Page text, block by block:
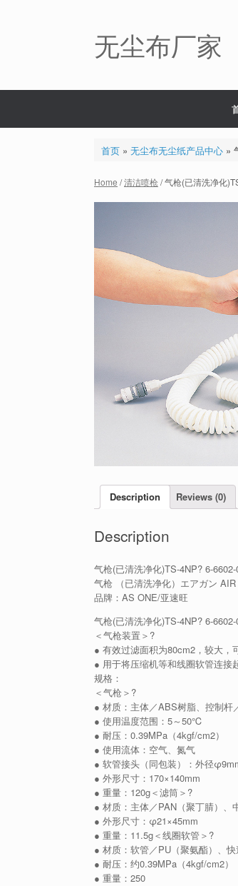
无尘布厂家
首页» 无尘布无尘纸产品中心»
Home /清洁喷枪/ 气枪(已清洗净化
Description Reviews (0)
Description
气枪(已清洗净化)TS-4NP? 6-6602-
气枪 （已清洗净化）エアガン
品牌：AS ONE/亚速旺
气枪(已清洗净化)TS-4NP? 6-6602-
＜气枪装置＞?
● 有效过滤面积为80cm2，较大，
● 用于将压缩机等和线圈软管连接
规格：
＜气枪＞?
● 材质：主体／ABS树脂、控制杆
● 使用温度范围：5～50℃
● 耐压：0.39MPa（4kgf/cm2）
● 使用流体：空气、氮气
● 软管接头（同包装）：外径
● 外形尺寸：170×140mm
● 重量：120g＜滤筒＞?
● 材质：主体／PAN（聚丁腈）、
● 外形尺寸：φ21×45mm
● 重量：11.5g＜线圈软管＞?
● 材质：软管／PU（聚氨酯）、快
● 耐压：约0.39MPa（4kgf/cm2）
● 重量：250